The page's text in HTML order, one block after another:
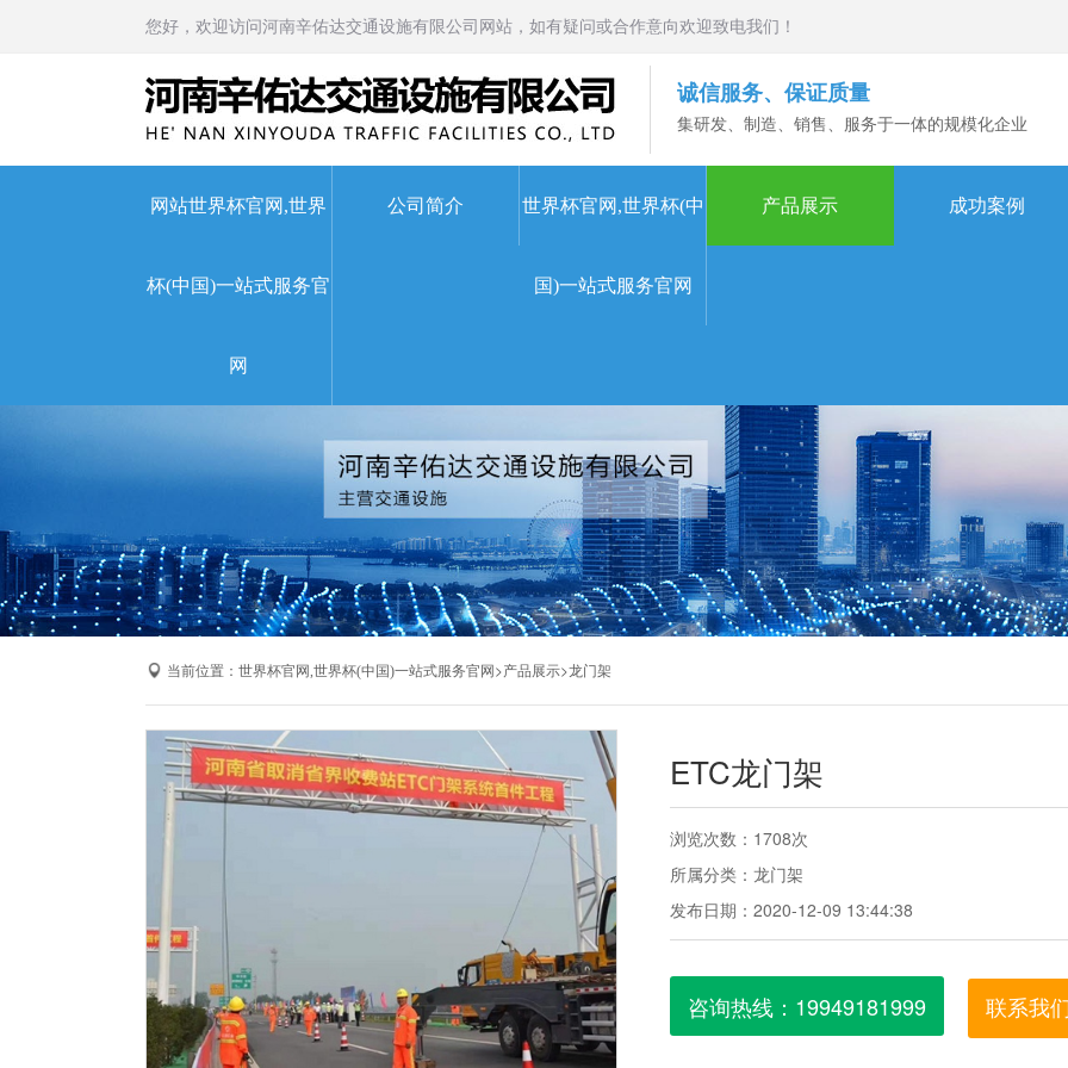
世界杯官网,世界杯(中国)一站式服务官网
您好，欢迎访问河南辛佑达交通设施有限公司网站，如有疑问或合作意向欢迎致电我们！
诚信服务、保证质量
集研发、制造、销售、服务于一体的规模化企业
网站世界杯官网,世界
杯(中国)一站式服务官
网
公司简介 世界杯官网,世界杯(中
国)一站式服务官网
产品展示 成功案例
当前位置： 世界杯官网,世界杯(中国)一站式服务官网 >产品展示>龙门架
ETC龙门架
浏览次数：1708次
所属分类：龙门架
发布日期：2020-12-09 13:44:38
咨询热线：19949181999 联系我